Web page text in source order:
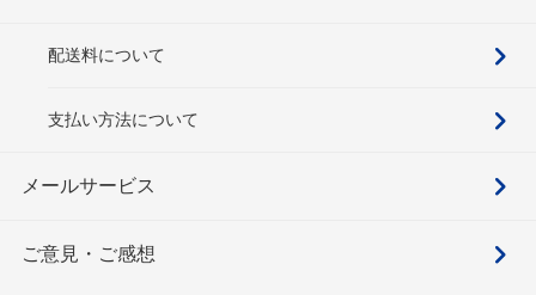
配送料について
支払い方法について
メールサービス
ご意見・ご感想